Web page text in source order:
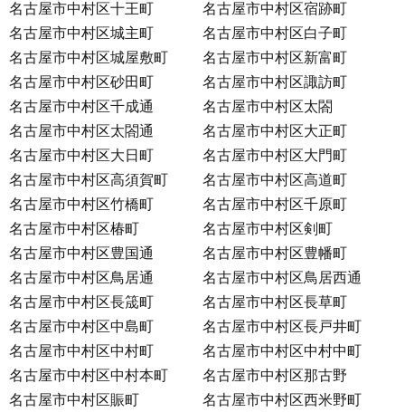
名古屋市中村区十王町
名古屋市中村区宿跡町
名古屋市中村区城主町
名古屋市中村区白子町
名古屋市中村区城屋敷町
名古屋市中村区新富町
名古屋市中村区砂田町
名古屋市中村区諏訪町
名古屋市中村区千成通
名古屋市中村区太閤
名古屋市中村区太閤通
名古屋市中村区大正町
名古屋市中村区大日町
名古屋市中村区大門町
名古屋市中村区高須賀町
名古屋市中村区高道町
名古屋市中村区竹橋町
名古屋市中村区千原町
名古屋市中村区椿町
名古屋市中村区剣町
名古屋市中村区豊国通
名古屋市中村区豊幡町
名古屋市中村区鳥居通
名古屋市中村区鳥居西通
名古屋市中村区長筬町
名古屋市中村区長草町
名古屋市中村区中島町
名古屋市中村区長戸井町
名古屋市中村区中村町
名古屋市中村区中村中町
名古屋市中村区中村本町
名古屋市中村区那古野
名古屋市中村区賑町
名古屋市中村区西米野町